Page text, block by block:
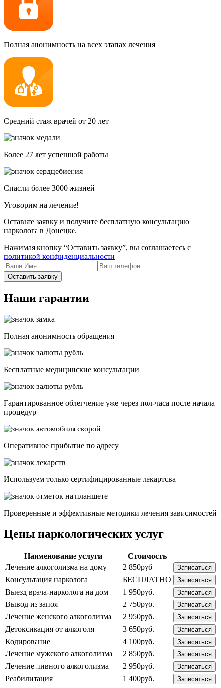
Полная анонимность на всех этапах лечения
Средний стаж врачей от 20 лет
Более 27 лет успешной работы
Спасли более 3000 жизней
Уговорим на лечение!
Оставьте заявку и получите бесплатную консультацию
нарколога в Донецке.
Нажимая кнопку “Оставить заявку”, вы соглашаетесь с
политикой конфиденциальности
Оставить заявку
Наши гарантии
Полная анонимность обращения
Бесплатные медицинские консультации
Гарантированное облегчение уже через пол-часа после начала
процедур
Опеpативное прибытие по адресу
Используем только сертифицированные лекартсва
Проверенные и эффективные методики лечения зависимостей
Цены наркологических услуг
Наименование услуги
Стоимость
Лечение алкоголизма на дому
2 850руб Записаться
Консультация нарколога БЕСПЛАТНО Записаться
Выезд врача-нарколога на дом 1 950руб. Записаться
Вывод из запоя 2 750руб. Записаться
Лечение женского алкоголизма 2 950руб. Записаться
Детоксикация от алкоголя 3 650руб. Записаться
Кодирование 4 100руб. Записаться
Лечение мужского алкоголизма 2 850руб. Записаться
Лечение пивного алкоголизма 2 950руб. Записаться
Реабилитация 1 400руб. Записаться